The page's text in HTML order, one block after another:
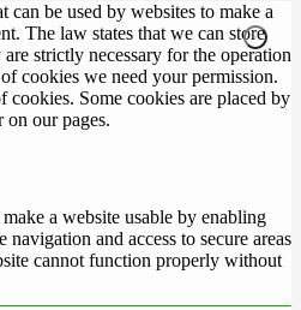
can be used by websites to make a
The law states that we can store
strictly necessary for the operation
cookies we need your permission.
cookies. Some cookies are placed by
on our pages.
a website usable by enabling
and access to secure areas
cannot function properly without